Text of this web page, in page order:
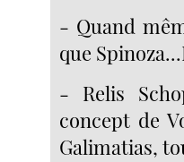
- Quand
que
- Relis
concept de
Galimatias,